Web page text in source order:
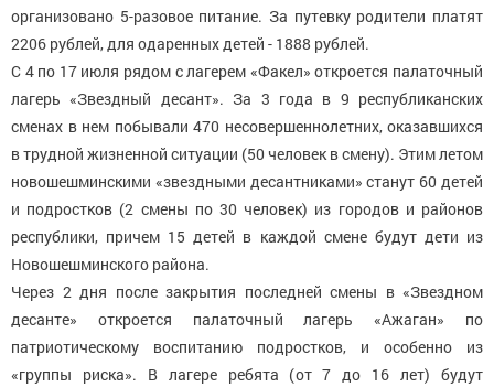
организовано 5-разовое питание. За путевку родители платят
2206 рублей, для одаренных детей - 1888 рублей.
С 4 по 17 июля рядом с лагерем «Факел» откроется палаточный
лагерь «Звездный десант». За 3 года в 9 республиканских
сменах в нем побывали 470 несовершеннолетних, оказавшихся
в трудной жизненной ситуации (50 человек в смену). Этим летом
новошешминскими «звездными десантниками» станут 60 детей
и подростков (2 смены по 30 человек) из городов и районов
республики, причем 15 детей в каждой смене будут дети из
Новошешминского района.
Через 2 дня после закрытия последней смены в «Звездном
десанте» откроется палаточный лагерь «Ажаган» по
патриотическому воспитанию подростков, и особенно из
«группы риска». В лагере ребята (от 7 до 16 лет) будут